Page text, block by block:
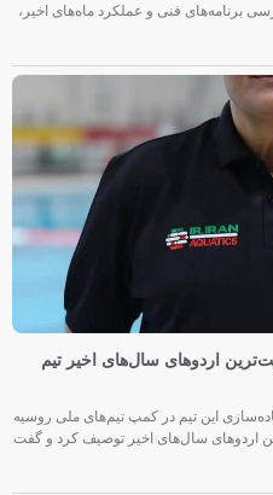
برنامه‌های فنی و عملکرد ماه‌های اخیر،
اردوهای سال‌های اخیر تیم
این تیم در کمپ تیم‌های ملی روسیه
اردوهای سال‌های اخیر توصیف کرد و گفت